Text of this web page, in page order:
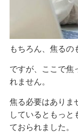
もちろん、焦るの
ですが、ここで焦
れません。
焦る必要はありま
しているともっと
ておられました。